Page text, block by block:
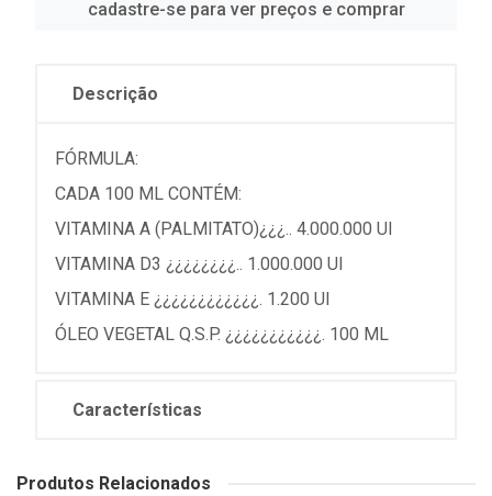
cadastre-se para ver preços e comprar
Descrição
FÓRMULA:
CADA 100 ML CONTÉM:
VITAMINA A (PALMITATO)¿¿¿.. 4.000.000 UI
VITAMINA D3 ¿¿¿¿¿¿¿¿.. 1.000.000 UI
VITAMINA E ¿¿¿¿¿¿¿¿¿¿¿¿. 1.200 UI
ÓLEO VEGETAL Q.S.P. ¿¿¿¿¿¿¿¿¿¿¿. 100 ML
Características
Produtos Relacionados